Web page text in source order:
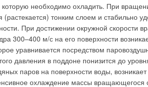
необходимо охладить. При
тонким слоем и стабильно
При достижении окружной скорости
300–400 м/с на его поверхности
уравнивается посредством
давления в поддоне понизится до
паров на поверхности воды,
охлаждение массы вращающегося